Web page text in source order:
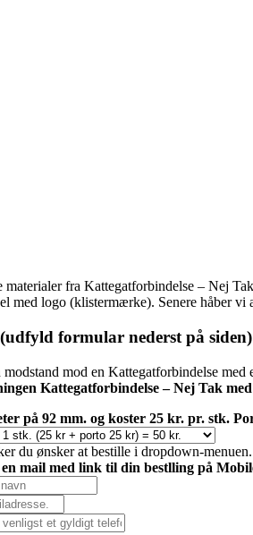
materialer fra Kattegatforbindelse – Nej
med logo (klistermærke). Senere håber
formular nederst på siden)
mod en Kattegatforbindelse
Kattegatforbindelse – Nej Tak
på 92 mm. og koster 25 kr. pr. stk.
du ønsker at bestille i dropdown-
en mail med link til din bestlling på